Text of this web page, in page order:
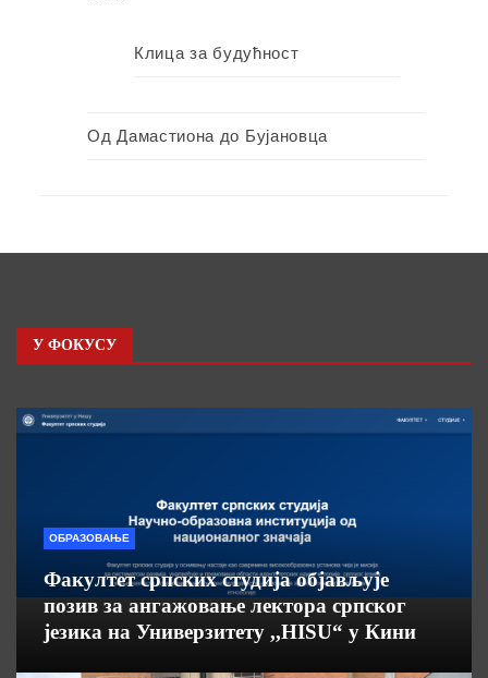
Клица за будућност
Од Дамастиона до Бујановца
У ФОКУСУ
ОБРАЗОВАЊЕ
Факултет српских студија објављује
позив за ангажовање лектора српског
језика на Универзитету ,,HISU“ у Кини